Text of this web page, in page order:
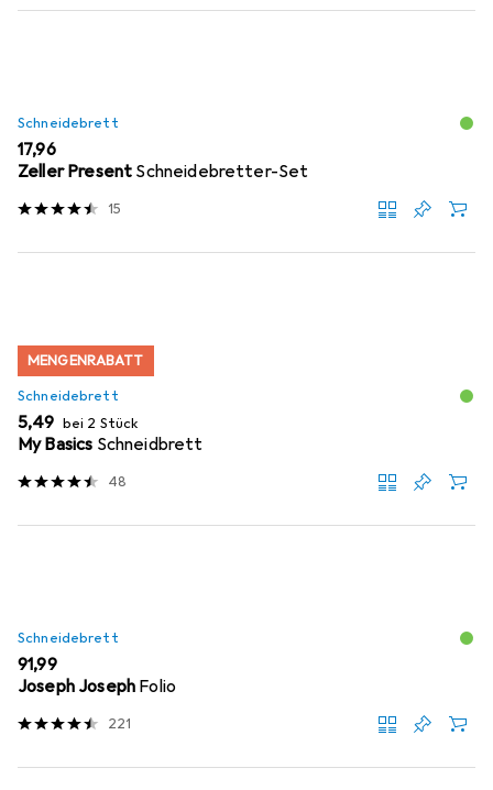
Schneidebrett
EUR
17,96
Zeller Present Schneidebretter-Set
15
MENGENRABATT
Schneidebrett
EUR
5,49 bei 2 Stück
My Basics Schneidbrett
48
Schneidebrett
EUR
91,99
Joseph Joseph Folio
221